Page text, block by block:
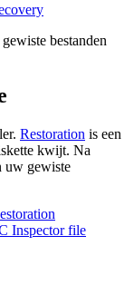
bestanden
Restoration is een
kwijt. Na
uw gewiste
Inspector file